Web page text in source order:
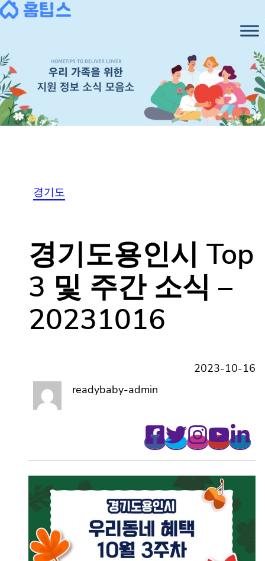
Skip
to
content
경기도
경기도용인시
Top 3 및 주간 소
식 – 20231016
2023-10-16
readybaby-admin
다양한 주거, 생활, 보건 관련 소식부터
채용정보, 고시공고등
다양한 동네소식들!
홈팁스에서
매주 월요일마다 무료로 받아보세요!